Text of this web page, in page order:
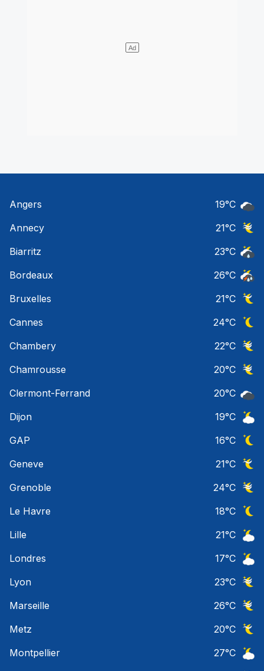
Angers 19°C
Annecy
21°C
Biarritz
23°C
Bordeaux
26°C
Bruxelles
21°C
Cannes
24°C
Chambery
22°C
Chamrousse
20°C
Clermont-Ferrand
20°C
Dijon
19°C
GAP
16°C
Geneve
21°C
Grenoble
24°C
Le Havre
18°C
Lille
21°C
Londres
17°C
Lyon
23°C
Marseille
26°C
Metz
20°C
Montpellier
27°C